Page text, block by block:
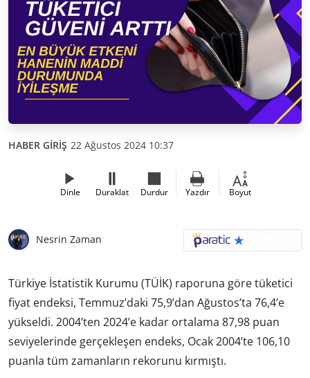
HABER GİRİŞ 22 Ağustos 2024 10:37
Dinle Duraklat Durdur Yazdır Boyut
Nesrin Zaman
Türkiye İstatistik Kurumu (TÜİK) raporuna göre tüketici
fiyat endeksi, Temmuz’daki 75,9’dan Ağustos’ta 76,4’e
yükseldi. 2004’ten 2024’e kadar ortalama 87,98 puan
seviyelerinde gerçekleşen endeks, Ocak 2004’te 106,10
puanla tüm zamanların rekorunu kırmıştı.